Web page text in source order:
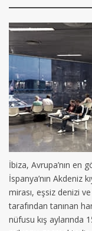
İbiza, Avrupa’nın en
İspanya’nın Akdeniz
mirası, eşsiz denizi ve
tarafından tanınan
nüfusu kış aylarında